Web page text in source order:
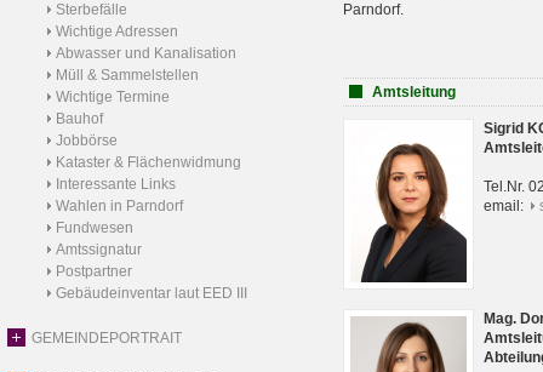
Sterbefälle
Wichtige Adressen
Abwasser und Kanalisation
Müll & Sammelstellen
Wichtige Termine
Bauhof
Jobbörse
Kataster & Flächenwidmung
Interessante Links
Wahlen in Parndorf
Fundwesen
Amtssignatur
Postpartner
Gebäudeinventar laut EED III
GEMEINDEPORTRAIT
Parndorf.
Amtsleitung
Sigrid
Tel.Nr.
email:
Mag.